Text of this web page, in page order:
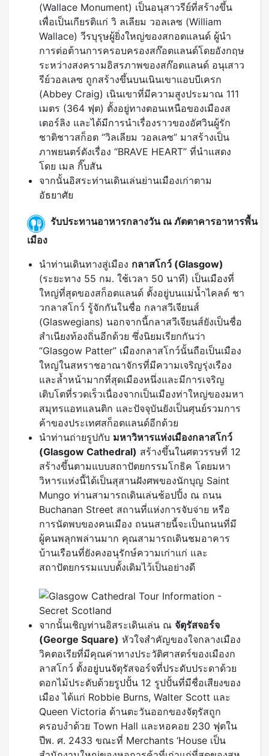
(Wallace Monument) เป็นอนุสาวรีย์ที่สร้างขึ้น
เพื่อเป็นเกียรติแก่ วิ ลเลียม วอลเลซ (William
Wallace) วีรบุรุษผู้ยิ่งใหญ่ของสกอตแลนด์ ผู้นำ
การต่อต้านการครอบครองสก๊อตแลนด์โดยอังกฤษ
ระหว่างสงครามอิสรภาพของสก๊อตแลนด์ อนุเสาว
รีย์วอลเลซ ถูกสร้างขึ้นบนเนินเขาแอบบีเครก
(Abbey Craig) เนินเขาที่มีความสูงประมาณ 111
เมตร (364 ฟุต) ตั้งอยู่ทางตอนเหนือของเมืองส
เตอร์ลิง และได้มีการนำเรื่องราวของอัศวินผู้รัก
ชาติชาวสก็อต “วิลเลียม วอลเลซ” มาสร้างเป็น
ภาพยนตร์ดังเรื่อง “BRAVE HEART” ที่นำแสดง
โดย เมล กิ๊บสัน
จากนั้นอิสระท่านเดินเล่นย่านเมืองเก่าตาม
อัธยาศัย
รับประทานอาหารกลางวัน ณ ภัตตาคารอาหารพื้น
เมือง
นำท่านเดินทางสู่เมือง กลาสโกว์ (Glasgow)
(ระยะทาง 55 กม. ใช้เวลา 50 นาที) เป็นเมืองที่
ใหญ่ที่สุดของสก็อตแลนด์ ตั้งอยู่บนแม่น้ำไคลด์ ชา
วกลาสโกว์ รู้จักกันในชื่อ กลาสวีเจียนส์
(Glaswegians) นอกจากนี้กลาสวีเจียนส์ยังเป็นชื่อ
สำเนียงท้องถิ่นอีกด้วย ซึ่งนิยมเรียกกันว่า
“Glasgow Patter” เมืองกลาสโกว์นั้นถือเป็นเมือง
ใหญ่ในสหราชอาณาจักรที่มีความเจริญรุ่งเรือง
และล้ำหน้ามากที่สุดเมืองหนึ่งและมีการเจริญ
เติบโตที่รวดเร็วเนื่องจากเป็นเมืองท่าใหญ่ของมหา
สมุทรแอทแลนติก และปัจจุบันยังเป็นศุนย์รวมการ
ค้าของประเทศสก็อตแลนด์อีกด้วย
นำท่านถ่ายรูปกับ มหาวิหารแห่งเมืองกลาสโกว์
(Glasgow Cathedral) สร้างขึ้นในศตวรรษที่ 12
สร้างขึ้นตามแบบสถาปัตยกรรมโกธิค โดยมหา
วิหารแห่งนี้ได้เป็นสุสานฝังศพของนักบุญ Saint
Mungo ท่านสามารถเดินเล่นช้อปปิ้ง ณ ถนน
Buchanan Street สถานที่แห่งการจับจ่าย หรือ
การนัดพบของคนเมือง ถนนสายนี้จะเป็นถนนที่มี
ผู้คนพลุกพล่านมาก คุณสามารถเดินชมอาคาร
บ้านเรือนที่ยังคงอนุรักษ์ความเก่าแก่ และ
สถาปัตยกรรมแบบดั้งเดิมไว้เป็นอย่างดี
จากนั้นเชิญท่านอิสระเดินเล่น ณ จัตุรัสจอร์จ
(George Square) หัวใจสำคัญของใจกลางเมือง
วิคตอเรียที่มีคุณค่าทางประวัติศาสตร์ของเมืองก
ลาสโกว์ ตั้งอยู่บนจัตุรัสจอร์จที่ประดับประดาด้วย
ดอกไม้ประดับด้วยรูปปั้น 12 รูปปั้นที่มีชื่อเสียงของ
เมือง ได้แก่ Robbie Burns, Walter Scott และ
Queen Victoria ด้านตะวันออกของจัตุรัสถูก
ครอบงำด้วย Town Hall และหอคอย 230 ฟุตใน
ปีพ. ศ. 2433 ขณะที่ Merchants ‘House เป็น